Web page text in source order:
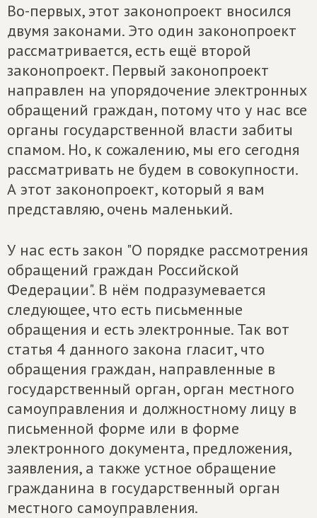
Во-первых, этот законопроект вносился
двумя законами. Это один законопроект
рассматривается, есть ещё второй
законопроект. Первый законопроект
направлен на упорядочение электронных
обращений граждан, потому что у нас все
органы государственной власти забиты
спамом. Но, к сожалению, мы его сегодня
рассматривать не будем в совокупности.
А этот законопроект, который я вам
представляю, очень маленький.
У нас есть закон "О порядке рассмотрения
обращений граждан Российской
Федерации". В нём подразумевается
следующее, что есть письменные
обращения и есть электронные. Так вот
статья 4 данного закона гласит, что
обращения граждан, направленные в
государственный орган, орган местного
самоуправления и должностному лицу в
письменной форме или в форме
электронного документа, предложения,
заявления, а также устное обращение
гражданина в государственный орган
местного самоуправления.